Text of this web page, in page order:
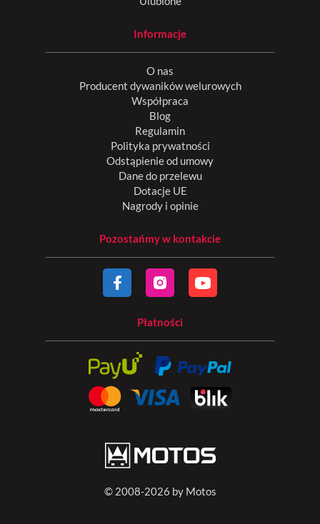
© 2008-2026 by Motos
Informacje
O nas
Producent dywaników welurowych
Współpraca
Blog
Regulamin
Polityka prywatności
Odstąpienie od umowy
Dane do przelewu
Dotacje UE
Nagrody i opinie
Pozostańmy w kontakcie
Płatności